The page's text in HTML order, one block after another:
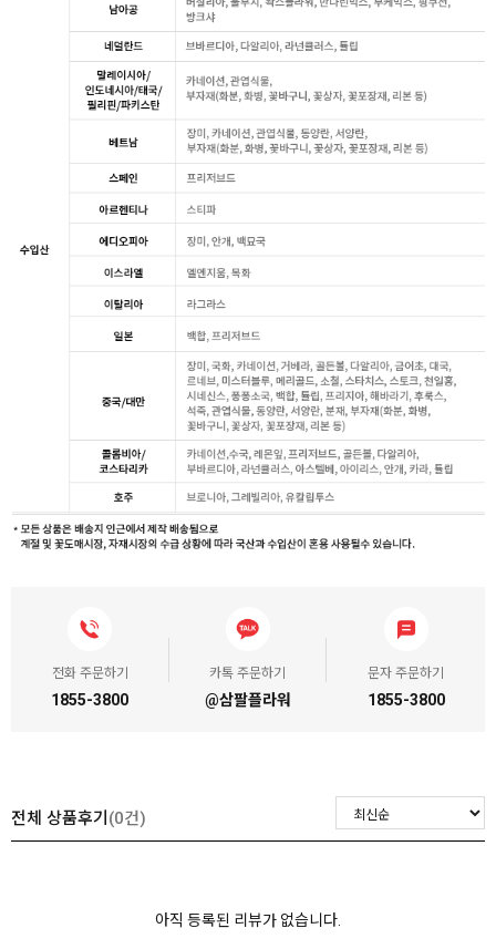
전화 주문하기
1855-3800
카톡 주문하기
@삼팔플라워
문자 주문하기
1855-3800
전체 상품후기 (0건)
아직 등록된 리뷰가 없습니다.